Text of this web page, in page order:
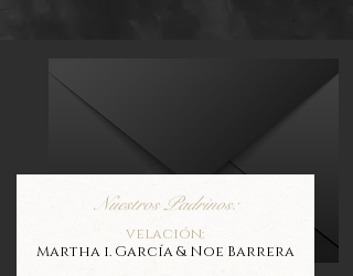
Nuestros Padrinos:
velación:
Martha i. García & Noe Barrera